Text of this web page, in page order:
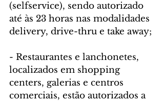
(selfservice), sendo autorizado
até às 23 horas nas modalidades
delivery, drive-thru e take away;
- Restaurantes e lanchonetes,
localizados em shopping
centers, galerias e centros
comerciais, estão autorizados a